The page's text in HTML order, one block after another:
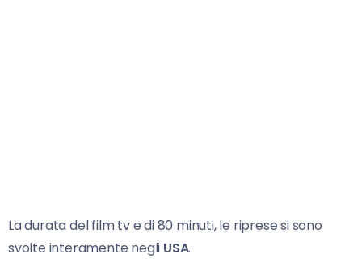
La durata del film tv e di 80 minuti, le riprese si sono
svolte interamente negli USA.